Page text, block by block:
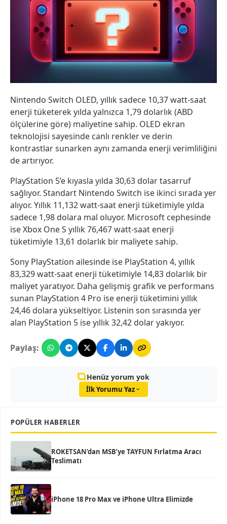
Nintendo Switch OLED, yıllık sadece 10,37 watt-saat
enerji tüketerek yılda yalnızca 1,79 dolarlık (ABD
ölçülerine göre) maliyetine sahip. OLED ekran
teknolojisi sayesinde canlı renkler ve derin
kontrastlar sunarken aynı zamanda enerji verimliliğini
de artırıyor.
PlayStation 5’e kıyasla yılda 30,63 dolar tasarruf
sağlıyor. Standart Nintendo Switch ise ikinci sırada yer
alıyor. Yıllık 11,132 watt-saat enerji tüketimiyle yılda
sadece 1,98 dolara mal oluyor. Microsoft cephesinde
ise Xbox One S yıllık 76,467 watt-saat enerji
tüketimiyle 13,61 dolarlık bir maliyete sahip.
Sony PlayStation ailesinde ise PlayStation 4, yıllık
83,329 watt-saat enerji tüketimiyle 14,83 dolarlık bir
maliyet yaratıyor. Daha gelişmiş grafik ve performans
sunan PlayStation 4 Pro ise enerji tüketimini yıllık
24,46 dolara yükseltiyor. Listenin son sırasında yer
alan PlayStation 5 ise yıllık 32,42 dolar yakıyor.
Paylaş:
Henüz yorum yok
İlk Yorumu Yaz
POPÜLER HABERLER
ROKETSAN’dan MSB’ye TAYFUN Fırlatma Aracı
Teslimatı
iPhone 18 Pro Max ve iPhone Ultra Elimizde